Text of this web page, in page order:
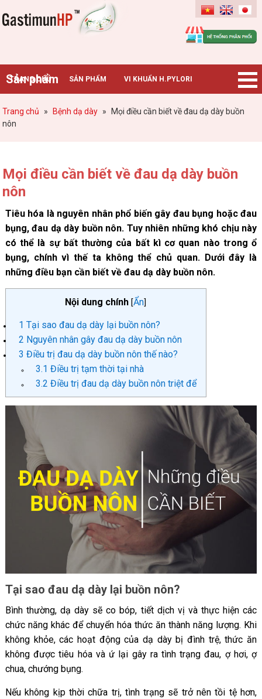
Gastimunhp
Sản phẩm
TRANG CHỦ SẢN PHẨM VI KHUẨN H.PYLORI
BỆNH DẠ DÀY TIN TỨC – SỰ KIỆN HƯỚNG DẪN MUA HÀNG
Trang chủ » Bệnh dạ dày »
Mọi điều cần biết về đau dạ dày buồn
nôn
Mọi điều cần biết về đau dạ dày buồn
nôn
Tiêu hóa là nguyên nhân phổ biến gây đau bụng hoặc đau
bụng, đau dạ dày buồn nôn. Tuy nhiên những khó chịu này
có thể là sự bất thường của bất kì cơ quan nào trong ổ
bụng, chính vì thế ta không thể chủ quan. Dưới đây là
những điều bạn cần biết về đau dạ dày buồn nôn.
Nội dung chính [Ẩn]
1 Tại sao đau dạ dày lại buồn nôn?
2 Nguyên nhân gây đau dạ dày buồn nôn
3 Điều trị đau dạ dày buồn nôn thế nào?
3.1 Điều trị tạm thời tại nhà
3.2 Điều trị đau dạ dày buồn nôn triệt để
Tại sao đau dạ dày lại buồn nôn?
Bình thường, dạ dày sẽ co bóp, tiết dịch vị và thực hiện các
chức năng khác để chuyển hóa thức ăn thành năng lượng. Khi
không khỏe, các hoạt động của dạ dày bị đình trệ, thức ăn
không được tiêu hóa và ứ lại gây ra tình trạng đau, ợ hơi, ợ
chua, chướng bụng.
Nếu không kịp thời chữa trị, tình trạng sẽ trở nên tồi tệ hơn,